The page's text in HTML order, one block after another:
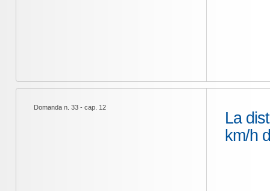
Domanda n. 33 - cap. 12
La
km/h